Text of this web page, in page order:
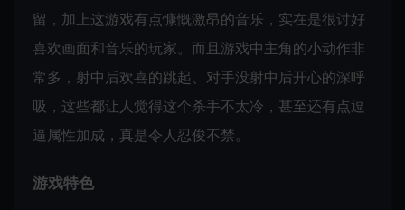
留，加上这游戏有点慷慨激昂的音乐，实在是很讨好
喜欢画面和音乐的玩家。而且游戏中主角的小动作非
常多，射中后欢喜的跳起、对手没射中后开心的深呼
吸，这些都让人觉得这个杀手不太冷，甚至还有点逗
逼属性加成，真是令人忍俊不禁。
游戏特色